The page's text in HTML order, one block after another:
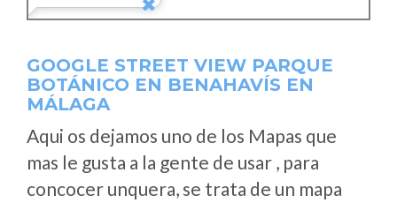
GOOGLE STREET VIEW PARQUE
BOTÁNICO EN BENAHAVÍS EN
MÁLAGA
Aqui os dejamos uno de los Mapas que
mas le gusta a la gente de usar , para
concocer unquera, se trata de un mapa